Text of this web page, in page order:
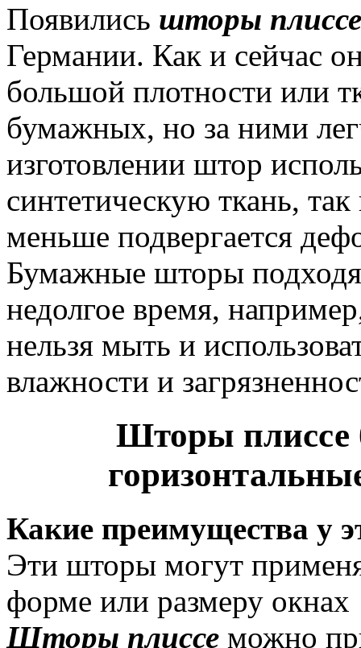
Появились шторы плиссе
Германии. Как и сейчас
большой плотности или
бумажных, но за ними
изготовлении штор
синтетическую ткань,
меньше подвергается
Бумажные шторы
недолгое время,
нельзя мыть и
влажности и
Шторы плиссе
Какие преимущества у
Эти шторы могут
форме или размеру окнах
Шторы плиссе можно